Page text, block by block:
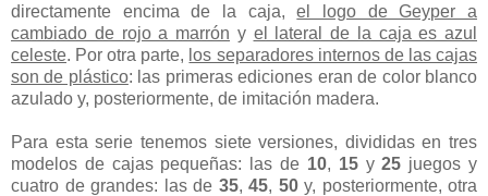
directamente encima de la caja,el logo de Geyper a
cambiado de rojo a marrón y el lateral de la caja es azul
celeste. Por otra parte, los separadores internos de las cajas
son de plástico: las primeras ediciones eran de color blanco
azulado y, posteriormente, de imitación madera.
Para esta serie tenemos siete versiones, divididas en tres
modelos de cajas pequeñas: las de 10, 15y25 juegos y
cuatro de grandes: las de 35, 45, 50y, posteriormente, otra